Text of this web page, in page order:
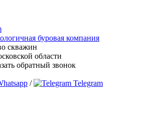
скважин
области
обратный звонок
/
Telegram